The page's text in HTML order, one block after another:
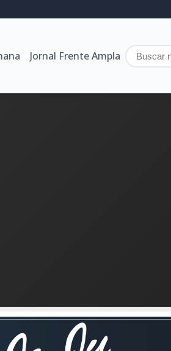
Jornal Frente Ampla